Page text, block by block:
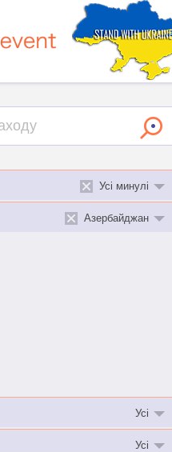
Усі минулі
Азербайджан
Усі
Усі